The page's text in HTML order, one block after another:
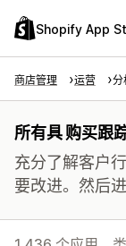
Shopify App
商店管理 运营 分
所有具 购买跟
充分了解客户
要改进。然后